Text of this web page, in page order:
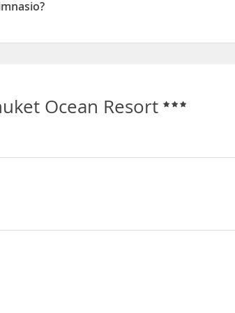
Ocean Resort